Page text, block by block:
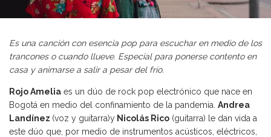
Es una canción con esencia pop para escuchar en medio de los
trancones o cuando llueve. Especial para ponerse contento en
casa y animarse a salir a pesar del frío.
Rojo Amelia es un dúo de rock pop electrónico que nace en
Bogotá en medio del confinamiento de la pandemia. Andrea
Landínez (voz y guitarra)y Nicolás Rico (guitarra) le dan vida a
este dúo que, por medio de instrumentos acústicos, eléctricos,